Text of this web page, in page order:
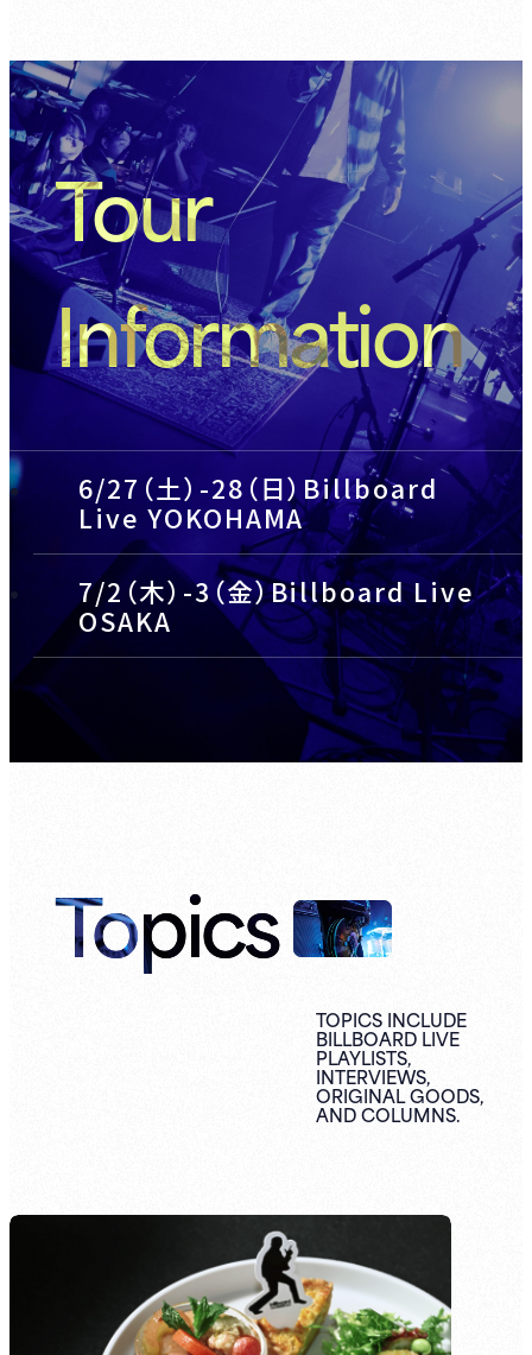
Tour
Information
6/27（土）-28（日）Billboard
Live YOKOHAMA
7/2（木）-3（金）Billboard Live
OSAKA
Topics
TOPICS INCLUDE
BILLBOARD LIVE
PLAYLISTS,
INTERVIEWS,
ORIGINALGOODS,
ANDCOLUMNS.